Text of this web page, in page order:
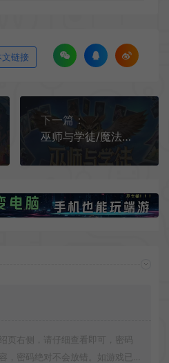
文链接
下一篇：
巫师与学徒/魔法学院卡牌策略游戏 Arcana Academy 下载
页右侧，请仔细查看即可，密码
，密码绝对不会放错。如游戏已